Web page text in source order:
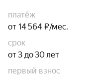
платёж
от 14 564 ₽/мес.
срок
от 3 до 30 лет
первый взнос